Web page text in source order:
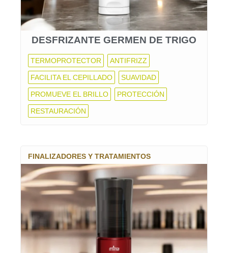
DESFRIZANTE GERMEN DE TRIGO
TERMOPROTECTOR ANTIFRIZZ
FACILITA EL CEPILLADO SUAVIDAD
PROMUEVE EL BRILLO PROTECCIÓN
RESTAURACIÓN
FINALIZADORES Y TRATAMIENTOS